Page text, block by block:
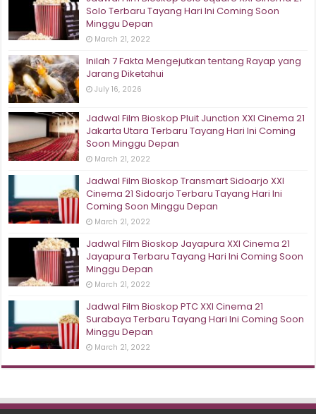
Solo Terbaru Tayang Hari Ini Coming Soon
Minggu Depan
March 21, 2022
Inilah 7 Fakta Mengejutkan tentang Rayap yang
Jarang Diketahui
July 16, 2026
Jadwal Film Bioskop Pluit Junction XXI Cinema 21
Jakarta Utara Terbaru Tayang Hari Ini Coming
Soon Minggu Depan
March 21, 2022
Jadwal Film Bioskop Transmart Sidoarjo XXI
Cinema 21 Sidoarjo Terbaru Tayang Hari Ini
Coming Soon Minggu Depan
March 21, 2022
Jadwal Film Bioskop Jayapura XXI Cinema 21
Jayapura Terbaru Tayang Hari Ini Coming Soon
Minggu Depan
March 21, 2022
Jadwal Film Bioskop PTC XXI Cinema 21
Surabaya Terbaru Tayang Hari Ini Coming Soon
Minggu Depan
March 21, 2022